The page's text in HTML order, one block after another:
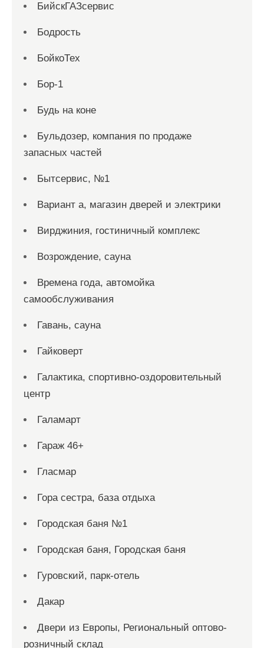
БийскГАЗсервис
Бодрость
БойкоТех
Бор-1
Будь на коне
Бульдозер, компания по продаже
запасных частей
Бытсервис, №1
Вариант а, магазин дверей и электрики
Вирджиния, гостиничный комплекс
Возрождение, сауна
Времена года, автомойка
самообслуживания
Гавань, сауна
Гайковерт
Галактика, спортивно-оздоровительный
центр
Галамарт
Гараж 46+
Гласмар
Гора сестра, база отдыха
Городская баня №1
Городская баня, Городская баня
Гуровский, парк-отель
Дакар
Двери из Европы, Региональный оптово-
розничный склад